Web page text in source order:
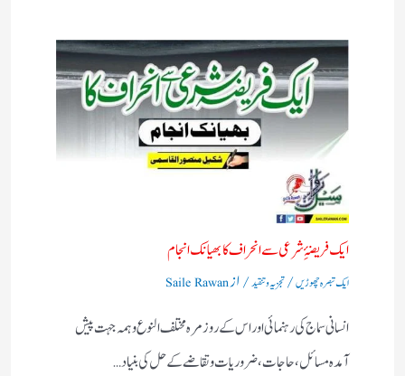
ایک فریضۂِ شرعی سے انحراف کا بھیانک انجام
ایک تبصرہ چھوڑیں/تجزیہ و تنقید/ ازSaile Rawan
انسانی سماج کی رہنمائی اور اس کے روز مرہ مختلف النوع وہمہ جہت پیش
آمدہ مسائل ، حاجات ، ضروریات وتقاضے کے حل کی بنیاد…